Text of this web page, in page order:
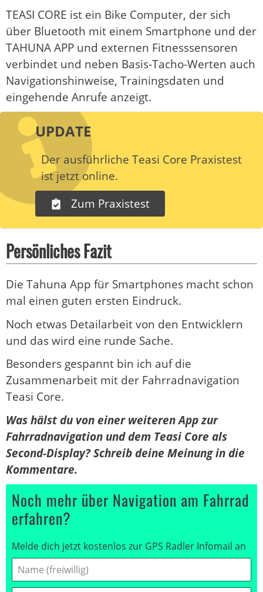
TEASI CORE ist ein Bike Computer, der sich
über Bluetooth mit einem Smartphone und der
TAHUNA APP und externen Fitnesssensoren
verbindet und neben Basis-Tacho-Werten auch
Navigationshinweise, Trainingsdaten und
eingehende Anrufe anzeigt.
UPDATE
Der ausführliche Teasi Core Praxistest
ist jetzt online.
Zum Praxistest
Persönliches Fazit
Die Tahuna App für Smartphones macht schon
mal einen guten ersten Eindruck.
Noch etwas Detailarbeit von den Entwicklern
und das wird eine runde Sache.
Besonders gespannt bin ich auf die
Zusammenarbeit mit der Fahrradnavigation
Teasi Core.
Was hälst du von einer weiteren App zur
Fahrradnavigation und dem Teasi Core als
Second-Display? Schreib deine Meinung in die
Kommentare.
Noch mehr über Navigation am Fahrrad
erfahren?
Melde dich jetzt kostenlos zur GPS Radler Infomail an